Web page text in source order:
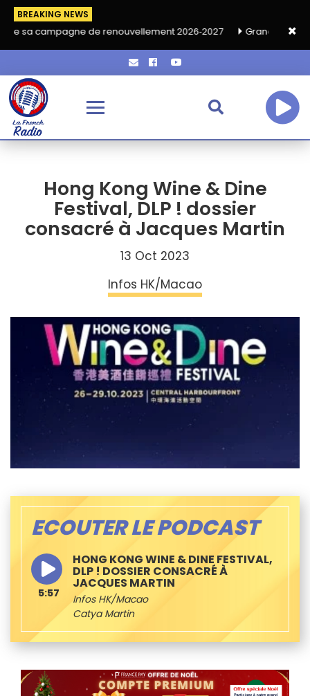
BREAKING NEWS
de renouvellement 2026‑2027 Grand café de rentrée HKA
Hong Kong Wine & Dine
Festival, DLP ! dossier
consacré à Jacques Martin
13 Oct 2023
Infos HK/Macao
ECOUTER LE PODCAST
HONG KONG WINE & DINE FESTIVAL,
DLP ! DOSSIER CONSACRÉ À
JACQUES MARTIN
Infos HK/Macao
Catya Martin
5:57